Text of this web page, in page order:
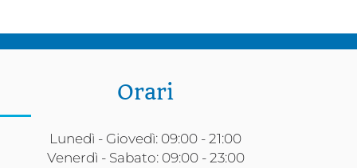
Orari
Lunedì - Giovedì: 09:00 - 21:00
Venerdì - Sabato: 09:00 - 23:00